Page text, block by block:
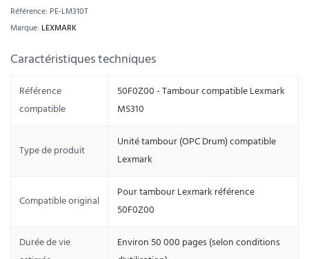
Référence: PE-LM310T
Marque: LEXMARK
Caractéristiques techniques
Référence
compatible
50F0Z00 - Tambour compatible Lexmark
MS310
Type de produit
Unité tambour (OPC Drum) compatible
Lexmark
Compatible original
Pour tambour Lexmark référence
50F0Z00
Durée de vie
Environ 50 000 pages (selon conditions